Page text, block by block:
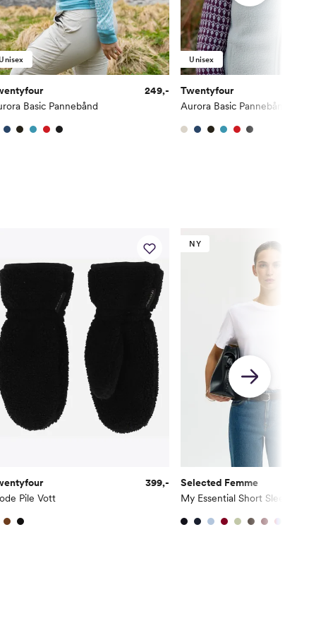
Unisex
Basic Pannebånd
249,-
Unisex
Twentyfour
Aurora Basic Pannebånd
Pile Vott
399,-
NY
Selected Femme